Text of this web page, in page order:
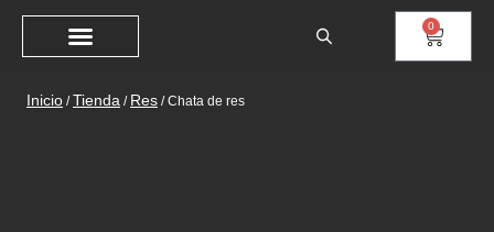
0
Inicio / Tienda / Res / Chata de res